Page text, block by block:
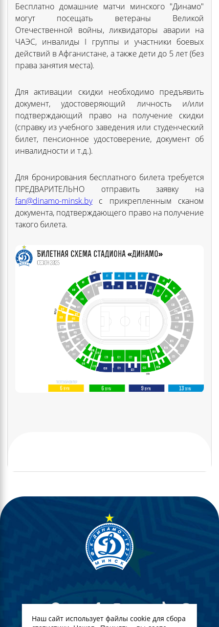
Бесплатно домашние матчи минского "Динамо"
могут посещать ветераны Великой
Отечественной войны, ликвидаторы аварии на
ЧАЭС, инвалиды I группы и участники боевых
действий в Афганистане, а также дети до 5 лет (без
права занятия места).
Для активации скидки необходимо предъявить
документ, удостоверяющий личность и/или
подтверждающий право на получение скидки
(справку из учебного заведения или студенческий
билет, пенсионное удостоверение, документ об
инвалидности и т.д.).
Для бронирования бесплатного билета требуется
ПРЕДВАРИТЕЛЬНО отправить заявку на
fan@dinamo-minsk.byс прикрепленным сканом
документа, подтверждающего право на получение
такого билета.
Наш сайт использует файлы cookie для сбора